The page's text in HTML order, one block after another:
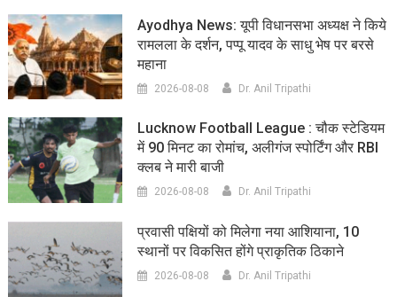
Ayodhya News: यूपी विधानसभा अध्यक्ष ने किये
रामलला के दर्शन, पप्पू यादव के साधु भेष पर बरसे
महाना
2026-08-08 Dr. Anil Tripathi
Lucknow Football League : चौक स्टेडियम
में 90 मिनट का रोमांच, अलीगंज स्पोर्टिंग और RBI
क्लब ने मारी बाजी
2026-08-08 Dr. Anil Tripathi
प्रवासी पक्षियों को मिलेगा नया आशियाना, 10
स्थानों पर विकसित होंगे प्राकृतिक ठिकाने
2026-08-08 Dr. Anil Tripathi